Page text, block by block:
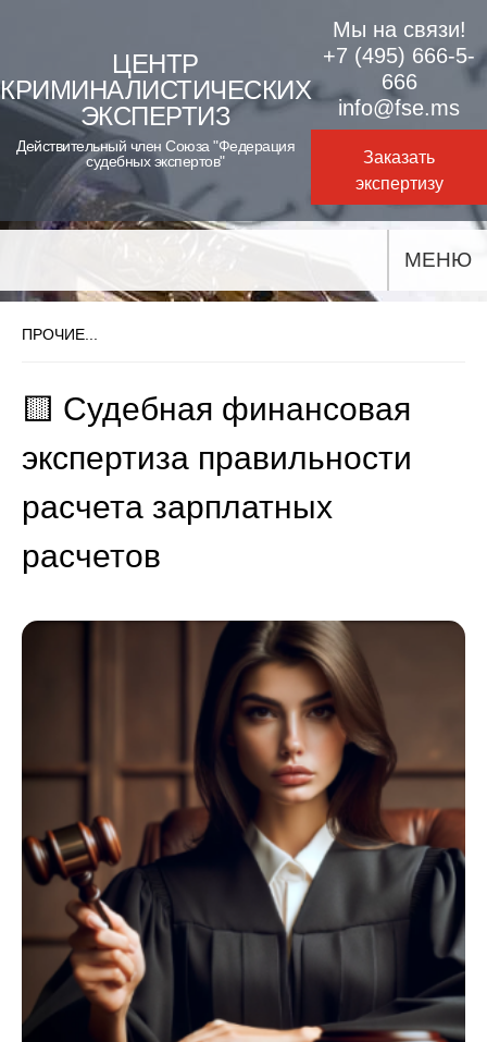
content
ЦЕНТР
КРИМИНАЛИСТИЧЕСКИХ
ЭКСПЕРТИЗ
Действительный член Союза "Федерация
судебных экспертов"
Мы на связи!
+7 (495) 666-5-
666
info@fse.ms
Заказать
экспертизу
МЕНЮ
ПРОЧИЕ...
🟨 Судебная финансовая
экспертиза правильности
расчета зарплатных
расчетов